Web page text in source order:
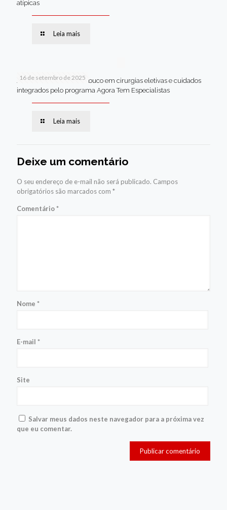
atípicas
Leia mais
16 de setembro de 2025
Jaboatão lidera Pernambuco em cirurgias eletivas e cuidados
integrados pelo programa Agora Tem Especialistas
Leia mais
Deixe um comentário
O seu endereço de e-mail não será publicado. Campos
obrigatórios são marcados com *
Comentário*
Nome *
E-mail *
Site
Salvar meus dados neste navegador para a próxima vez
que eu comentar.